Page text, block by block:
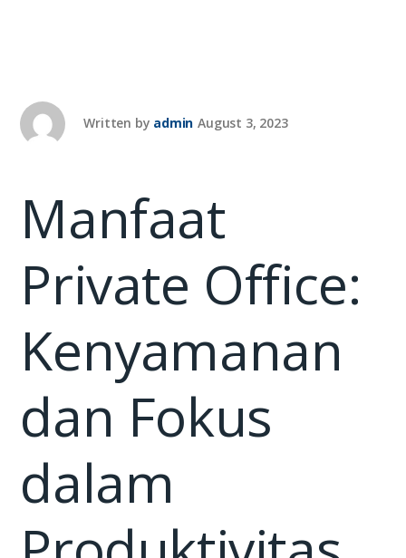
Written by admin August 3, 2023
Manfaat
Private Office:
Kenyamanan
dan Fokus
dalam